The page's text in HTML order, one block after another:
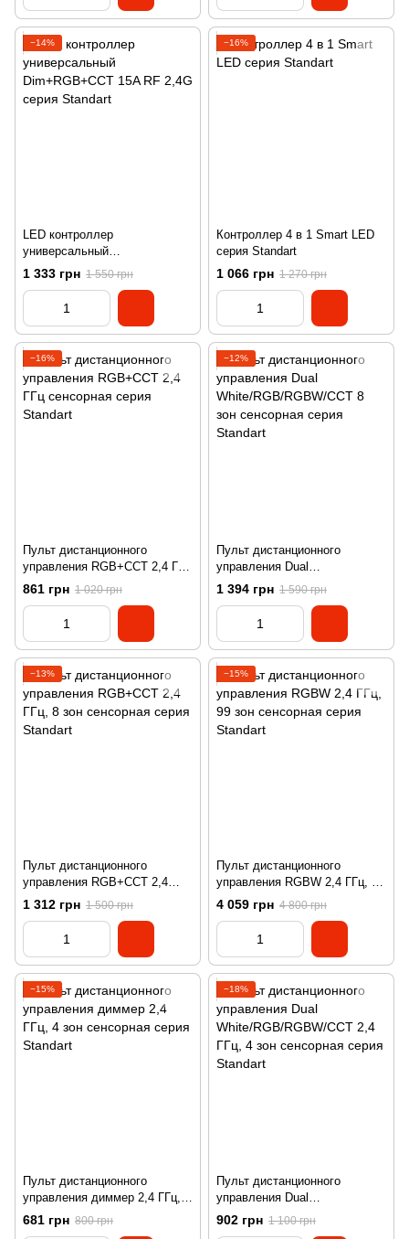
−14%
LED контроллер
универсальный
Dim+RGB+CCT 15A RF 2,4G
серия Standart
1 333 грн 1 550 грн
−16%
Контроллер 4 в 1 Smart LED
серия Standart
1 066 грн 1 270 грн
−16%
Пульт дистанционного
управления RGB+CCT 2,4 ГГц
сенсорная серия Standart
861 грн 1 020 грн
−12%
Пульт дистанционного
управления Dual
White/RGB/RGBW/CCT 8 зон
сенсорная серия Standart
1 394 грн 1 590 грн
−13%
Пульт дистанционного
управления RGB+CCT 2,4
ГГц, 8 зон сенсорная серия
Standart
1 312 грн 1 500 грн
−15%
Пульт дистанционного
управления RGBW 2,4 ГГц, 99
зон сенсорная серия Standart
4 059 грн 4 800 грн
−15%
Пульт дистанционного
управления диммер 2,4 ГГц, 4
зон сенсорная серия Standart
681 грн 800 грн
−18%
Пульт дистанционного
управления Dual
White/RGB/RGBW/CCT 2,4
ГГц, 4 зон сенсорная серия
902 грн 1 100 грн